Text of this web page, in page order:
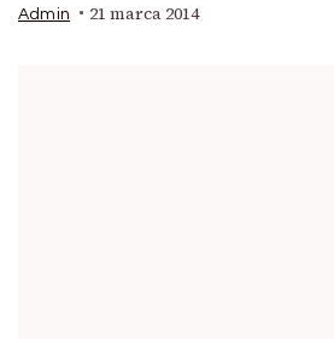
Admin 21 marca 2014